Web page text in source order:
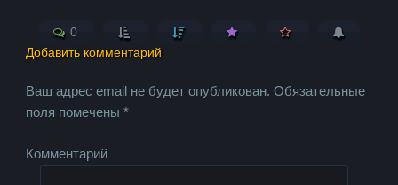
0
Добавить комментарий
Ваш адрес email не будет опубликован. Обязательные
поля помечены*
Комментарий